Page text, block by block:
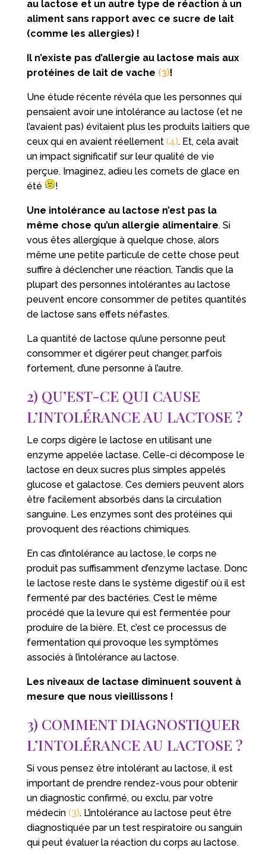
au lactose et un autre type de réaction à un
aliment sans rapport avec ce sucre de lait
(comme les allergies) !
Il n’existe pas d’allergie au lactose mais aux
protéines de lait de vache (3)!
Une étude récente révéla que les personnes qui
pensaient avoir une intolérance au lactose (et ne
l’avaient pas) évitaient plus les produits laitiers que
ceux qui en avaient réellement (4). Et, cela avait
un impact significatif sur leur qualité de vie
perçue. Imaginez, adieu les cornets de glace en
été
!
Une intolérance au lactose n’est pas la
même chose qu’un allergie alimentaire. Si
vous êtes allergique à quelque chose, alors
même une petite particule de cette chose peut
suffire à déclencher une réaction. Tandis que la
plupart des personnes intolérantes au lactose
peuvent encore consommer de petites quantités
de lactose sans effets néfastes.
La quantité de lactose qu’une personne peut
consommer et digérer peut changer, parfois
fortement, d’une personne à l’autre.
2) QU’EST-CE QUI CAUSE
L’INTOLÉRANCE AU LACTOSE ?
Le corps digère le lactose en utilisant une
enzyme appelée lactase. Celle-ci décompose le
lactose en deux sucres plus simples appelés
glucose et galactose. Ces derniers peuvent alors
être facilement absorbés dans la circulation
sanguine. Les enzymes sont des protéines qui
provoquent des réactions chimiques.
En cas d’intolérance au lactose, le corps ne
produit pas suffisamment d’enzyme lactase. Donc
le lactose reste dans le système digestif où il est
fermenté par des bactéries. C’est le même
procédé que la levure qui est fermentée pour
produire de la bière. Et, c’est ce processus de
fermentation qui provoque les symptômes
associés à l’intolérance au lactose.
Les niveaux de lactase diminuent souvent à
mesure que nous vieillissons !
3) COMMENT DIAGNOSTIQUER
L’INTOLÉRANCE AU LACTOSE ?
Si vous pensez être intolérant au lactose, il est
important de prendre rendez-vous pour obtenir
un diagnostic confirmé, ou exclu, par votre
médecin (3). L’intolérance au lactose peut être
diagnostiquée par un test respiratoire ou sanguin
qui peut évaluer la réaction du corps au lactose.